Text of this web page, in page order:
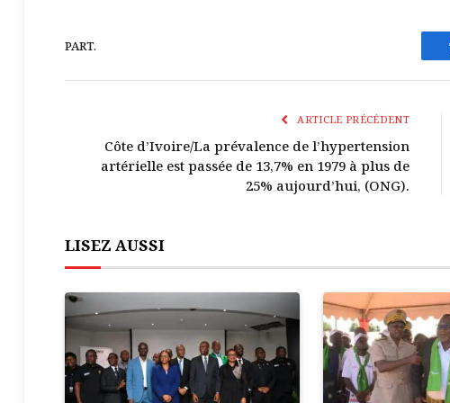
PART.
ARTICLE PRÉCÉDENT
Côte d’Ivoire/La prévalence de l’hypertension
artérielle est passée de 13,7% en 1979 à plus de
25% aujourd’hui, (ONG).
LISEZ AUSSI